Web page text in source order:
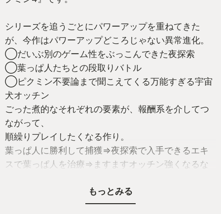
シリーズを追うごとにパワーアップを重ねてきた
が、今作はパワーアップどころじゃない異常進化。
◯だいぶ別のゲーム性をぶっこんできた夜探索
◯葉っぱ人たちとの段取りバトル
◯ピクミン不要論まで聞こえてくる万能すぎる宇宙
犬オッチン
ごった煮的なそれぞれの要素が、報酬系を介してつ
ながって、
順繰りプレイしたくなる作り。
葉っぱ人に勝利して捕獲⇒夜探索で入手できるエキ
スで葉っぱ人を治療⇒ますますオッチン強くなるな
本編はイージーかつ要素盛りだくさんで、歯ごたえ
がほしい向きにはタイムアタックやピクミン1的なサ
もっとみる